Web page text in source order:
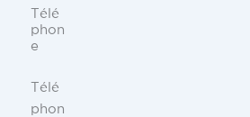
Télé
phon
e
Télé
phon